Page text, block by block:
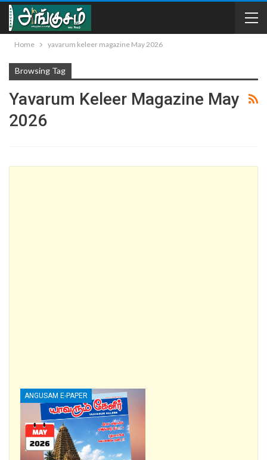
Home yavarum keleer magazine May 2026
Browsing Tag
Yavarum Keleer Magazine May
2026
ANGUSAM E-PAPER